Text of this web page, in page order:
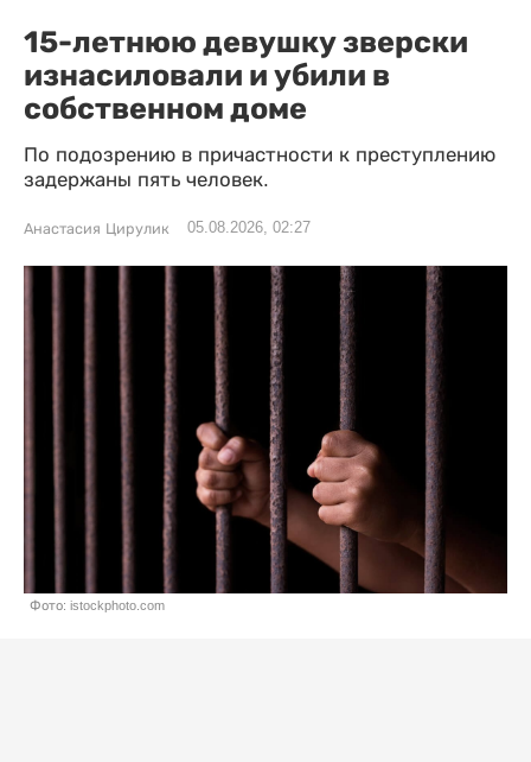
15-летнюю девушку зверски
изнасиловали и убили в
собственном доме
По подозрению в причастности к преступлению
задержаны пять человек.
Анастасия Цирулик 05.08.2026, 02:27
Фото: istockphoto.com